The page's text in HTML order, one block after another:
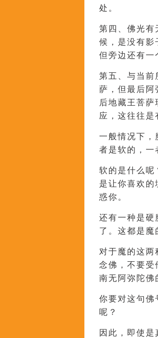
处。
第四、佛光有
候，是没有影
但旁边还有一
第五、与当前
萨，但最后阿
后地藏王菩
应，这往往是
一般情况下，
者是软的，一
软的是什么呢
是让你喜欢的
惑你。
还有一种是硬
了。这都是魔
对于魔的这两
念佛，不要受
南无阿弥陀佛
你要对这句佛
呢？
因此，即使